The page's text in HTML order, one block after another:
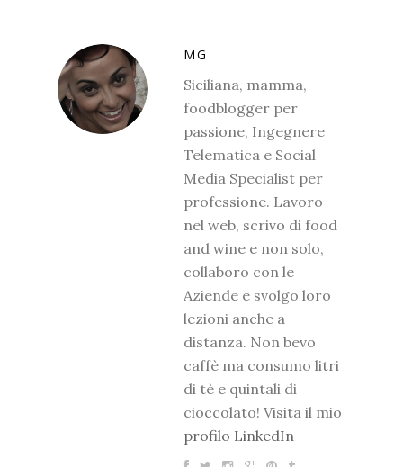
MG
Siciliana, mamma,
foodblogger per
passione, Ingegnere
Telematica e Social
Media Specialist per
professione. Lavoro
nel web, scrivo di food
and wine e non solo,
collaboro con le
Aziende e svolgo loro
lezioni anche a
distanza. Non bevo
caffè ma consumo litri
di tè e quintali di
cioccolato! Visita il mio
profilo LinkedIn